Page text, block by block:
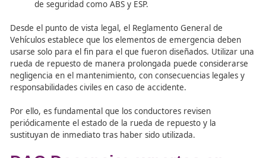
Riesgos técnicos y legales
un uso indebido
Circular con la rueda temporal más allá de lo permitido
desequilibrios en la dinámica del vehículo:
Pérdida de estabilidad y adherencia.
Desgaste irregular de los neumáticos principales.
Riesgos de mal funcionamiento en sistemas
de seguridad como ABS y ESP.